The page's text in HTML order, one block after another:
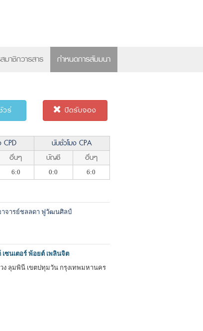
มาชิกวารสาร กำหนดการสัมมนา
วร์ ปิดรับจอง
CPD
นับชั่วโมง CPA
อื่นๆ บัญชี อื่นๆ
6:0 0:0 6:0
าจารย์ชลลดา ฟูวัฒนศิลป์
ซนเตอร์ พ้อยต์ เพลินจิต
ง ลุมพินี เขตปทุมวัน กรุงเทพมหานคร